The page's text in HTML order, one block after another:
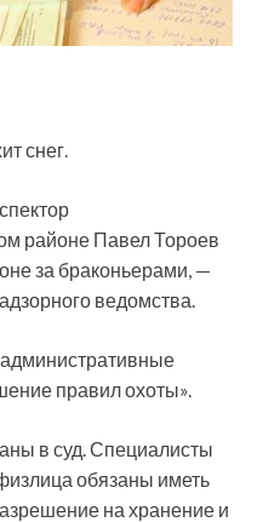
снег.
районе Павел Тороев
за браконьерами, —
ведомства.
правил охоты».
в суд. Специалисты
обязаны иметь
на хранение и